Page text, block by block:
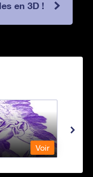
en 3D !
Voir